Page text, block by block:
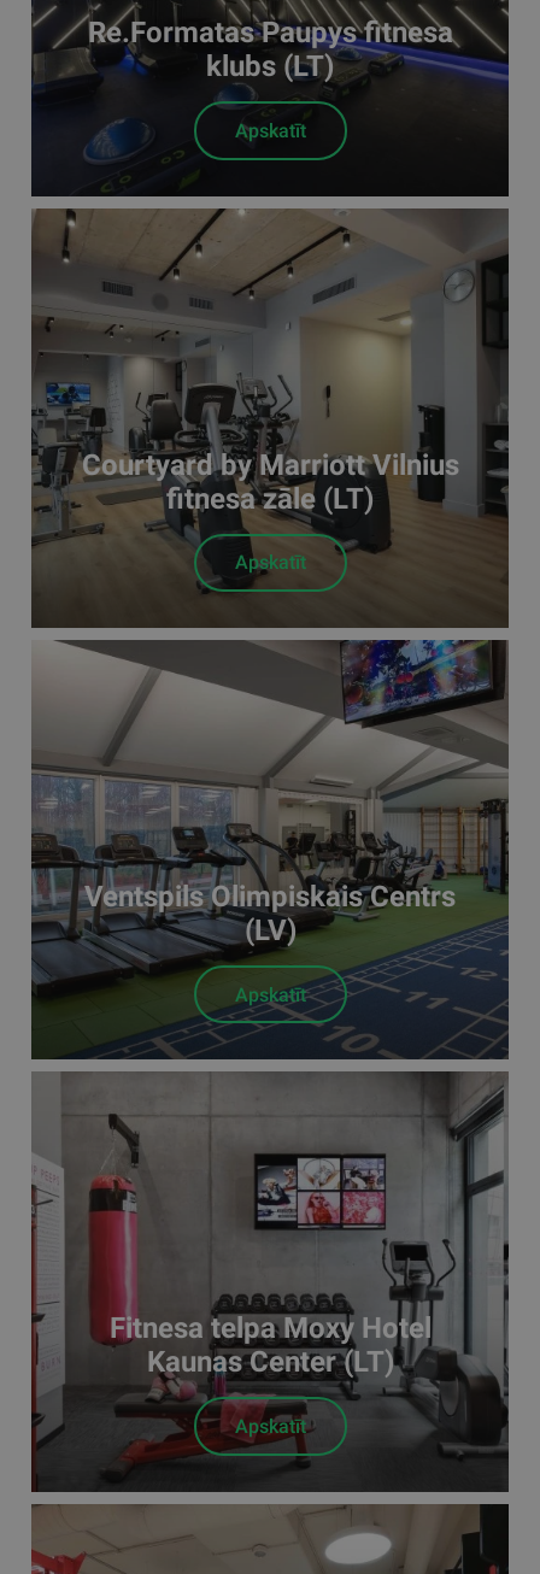
Re.Formatas Paupys fitnesa
klubs (LT)
Apskatīt
Courtyard by Marriott Vilnius
fitnesa zāle (LT)
Apskatīt
Ventspils Olimpiskais Centrs
(LV)
Apskatīt
Fitnesa telpa Moxy Hotel
Kaunas Center (LT)
Apskatīt